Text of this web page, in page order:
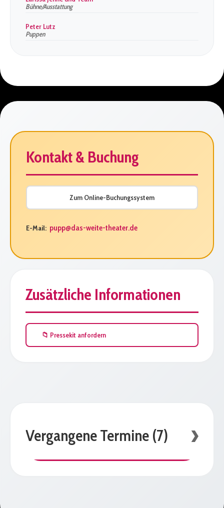
Bühne/Ausstattung
Peter Lutz
Puppen
Kontakt & Buchung
Zum Online-Buchungssystem
E-Mail: pupp@das-weite-theater.de
Zusätzliche Informationen
📁 Pressekit anfordern
Vergangene Termine (7)